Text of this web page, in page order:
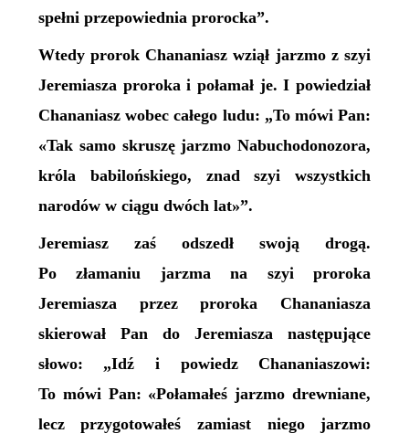
spełni przepowiednia prorocka”.
Wtedy prorok Chananiasz wziął jarzmo z szyi
Jeremiasza proroka i połamał je. I powiedział
Chananiasz wobec całego ludu: „To mówi Pan:
«Tak samo skruszę jarzmo Nabuchodonozora,
króla babilońskiego, znad szyi wszystkich
narodów w ciągu dwóch lat»”.
Jeremiasz zaś odszedł swoją drogą.
Po złamaniu jarzma na szyi proroka
Jeremiasza przez proroka Chananiasza
skierował Pan do Jeremiasza następujące
słowo: „Idź i powiedz Chananiaszowi:
To mówi Pan: «Połamałeś jarzmo drewniane,
lecz przygotowałeś zamiast niego jarzmo